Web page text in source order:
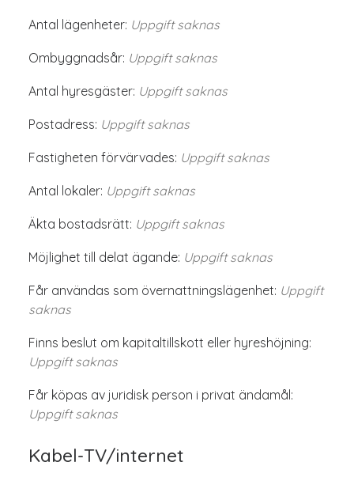
Antal lägenheter: Uppgift saknas
Ombyggnadsår: Uppgift saknas
Antal hyresgäster: Uppgift saknas
Postadress: Uppgift saknas
Fastigheten förvärvades: Uppgift saknas
Antal lokaler: Uppgift saknas
Äkta bostadsrätt: Uppgift saknas
Möjlighet till delat ägande: Uppgift saknas
Får användas som övernattningslägenhet: Uppgift
saknas
Finns beslut om kapitaltillskott eller hyreshöjning:
Uppgift saknas
Får köpas av juridisk person i privat ändamål:
Uppgift saknas
Kabel-TV/internet